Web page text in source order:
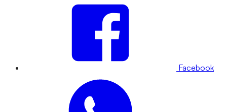
Facebook